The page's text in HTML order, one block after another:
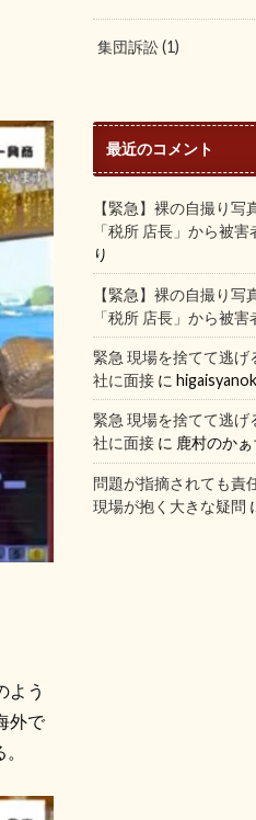
よう
外で
集団訴訟(1)
最近のコメント
【緊急】裸の自撮り
「税所 店長」から被害
り
【緊急】裸の自撮り
「税所 店長」から被害
緊急 現場を捨てて逃
社に面接 に
緊急 現場を捨てて逃
社に面接 に 鹿村のか
問題が指摘されても責
現場が抱く大きな疑問